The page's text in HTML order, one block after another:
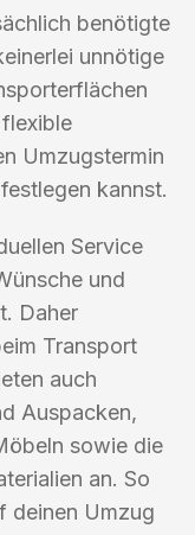
benötigte
unnötige
Umzugstermin
kannst.
Service
und
Daher
Transport
auch
Auspacken,
sowie die
an. So
deinen Umzug